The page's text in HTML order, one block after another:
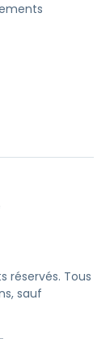
réservés. Tous
sauf